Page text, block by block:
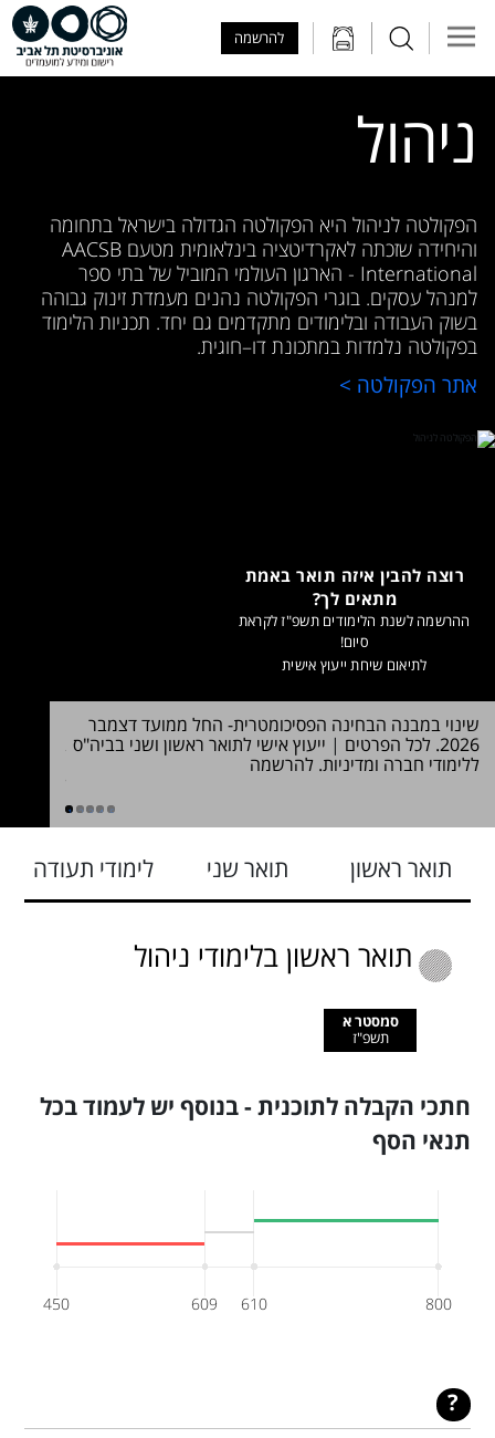
להרשמה
ניהול
הפקולטה לניהול היא הפקולטה הגדולה בישראל בתחומה
והיחידה שזכתה לאקרדיטציה בינלאומית מטעם AACSB
International - הארגון העולמי המוביל של בתי ספר
למנהל עסקים. בוגרי הפקולטה נהנים מעמדת זינוק גבוהה
בשוק העבודה ובלימודים מתקדמים גם יחד. תכניות הלימוד
בפקולטה נלמדות במתכונת דו–חוגית.
אתר הפקולטה >
במדעי
לדעת
שינוי במבנה הבחינה הפסיכומטרית- החל ממועד דצמבר
2026. לכל הפרטים | ייעוץ אישי לתואר ראשון ושני בביה"ס
ללימודי חברה ומדיניות. להרשמה
1 2 3 4 5
רוצה להבין איזה תואר באמת
מתאים לך?
ההרשמה לשנת הלימודים תשפ"ז לקראת
סיום!
לתיאום שיחת ייעוץ אישית
תואר ראשון תואר שני לימודי תעודה
תואר ראשון בלימודי ניהול
סמסטר א
תשפ"ז
חתכי הקבלה לתוכנית - בנוסף יש לעמוד בכל
תנאי הסף
450 609 610 800